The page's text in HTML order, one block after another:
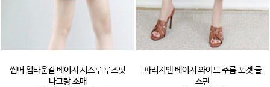
썸머 업타운걸 베이지 시스루 루즈핏
나그랑 소매
파리지엔 베이지 와이드 주름 포켓 쿨
스판